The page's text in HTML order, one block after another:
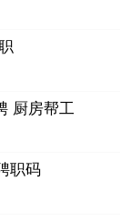
厨房帮工
职码